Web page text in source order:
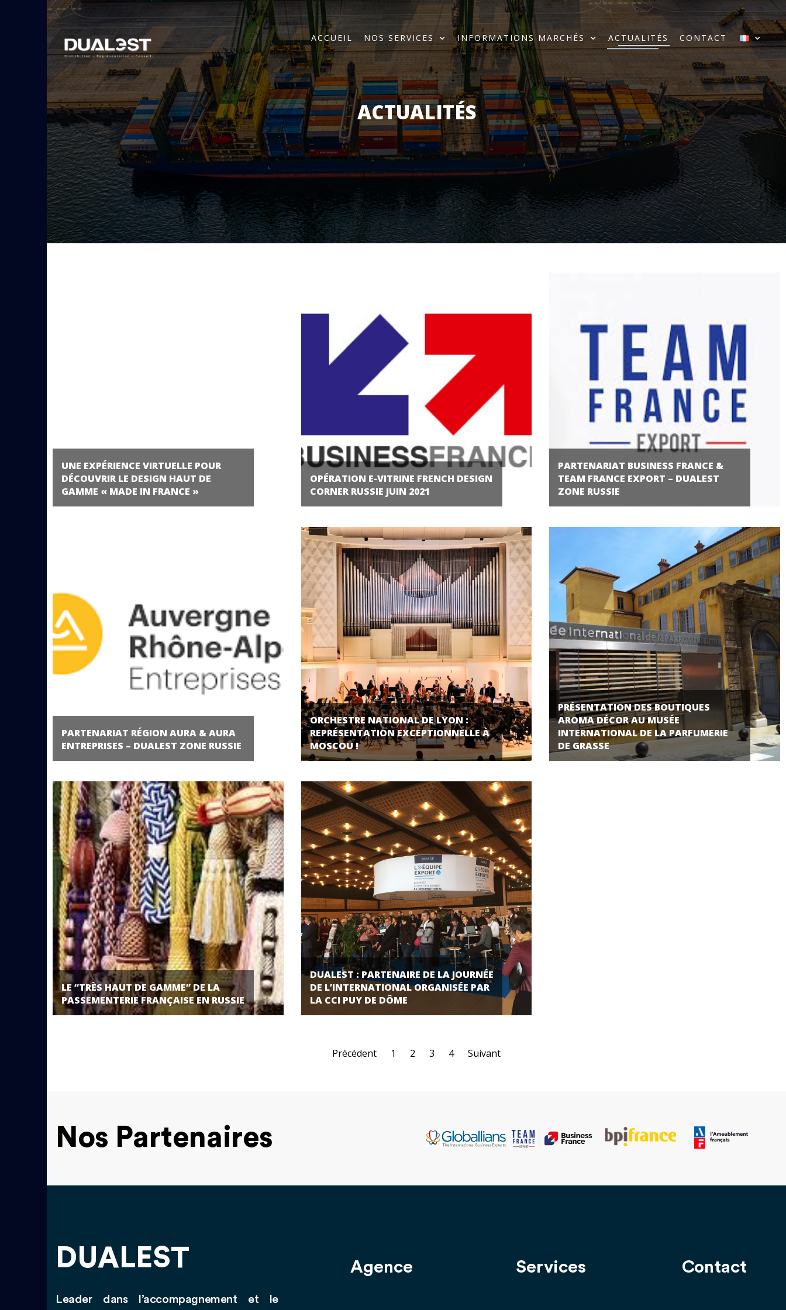
ACCUEIL NOS SERVICES INFORMATIONS MARCHÉS ACTUALITÉS CONTACT
ACTUALITÉS
UNE EXPÉRIENCE VIRTUELLE POUR
DÉCOUVRIR LE DESIGN HAUT DE
GAMME « MADE IN FRANCE »
OPÉRATION E-VITRINE FRENCH DESIGN
CORNER RUSSIE JUIN 2021
PARTENARIAT BUSINESS FRANCE &
TEAM FRANCE EXPORT – DUALEST
ZONE RUSSIE
PARTENARIAT RÉGION AURA & AURA
ENTREPRISES – DUALEST ZONE RUSSIE
ORCHESTRE NATIONAL DE LYON :
REPRÉSENTATION EXCEPTIONNELLE À
MOSCOU !
PRÉSENTATION DES BOUTIQUES
AROMA DÉCOR AU MUSÉE
INTERNATIONAL DE LA PARFUMERIE
DE GRASSE
LE “TRÈS HAUT DE GAMME” DE LA
PASSEMENTERIE FRANÇAISE EN RUSSIE
DUALEST : PARTENAIRE DE LA JOURNÉE
DE L’INTERNATIONAL ORGANISÉE PAR
LA CCI PUY DE DÔME
Précédent 1 2 3 4 Suivant
Nos Partenaires
DUALEST
Leader dans l’accompagnement et le
Agence Services Contact